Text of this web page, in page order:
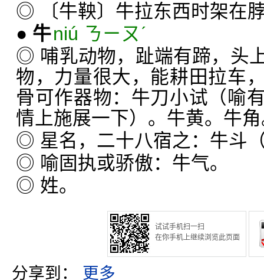
◎ 〔牛鞅〕牛拉东西时架在
● 牛niú ㄋㄧㄡˊ
◎ 哺乳动物，趾端有蹄，头
物，力量很大，能耕田拉车
骨可作器物：牛刀小试（喻
情上施展一下）。牛黄。牛
◎ 星名，二十八宿之：牛斗
◎ 喻固执或骄傲：牛气。
◎ 姓。
试试手机扫一扫
在你手机上继续浏览此页面
分享到： 更多